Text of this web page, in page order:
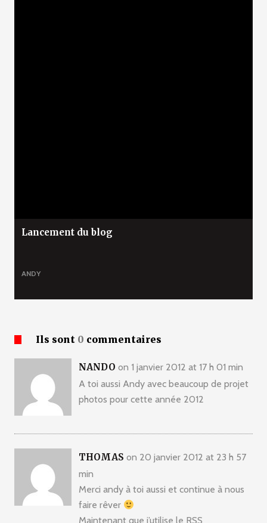
Lancement du blog
ANDY
Ils sont 0 commentaires
NANDO on 1 janvier 2012 at 17 h 01 min
A toi aussi Andy avec beaucoup de projet
photos pour cette année 2012
THOMAS on 20 janvier 2012 at 23 h 57
min
Merci andy à toi aussi et continue à nous
faire rêver
Maintenant que j’utilise le RSS